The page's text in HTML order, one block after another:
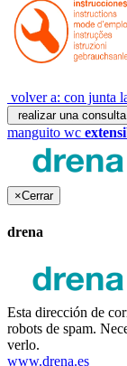
volver a: con junta
realizar una
manguito wc
×Cerrar
drena
Esta dirección de
robots de spam.
verlo.
www.drena.es